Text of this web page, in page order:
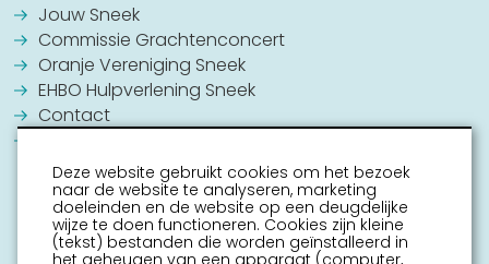
Jouw Sneek
Commissie Grachtenconcert
Oranje Vereniging Sneek
EHBO Hulpverlening Sneek
Contact
Deze website gebruikt cookies om het bezoek
naar de website te analyseren, marketing
doeleinden en de website op een deugdelijke
wijze te doen functioneren. Cookies zijn kleine
(tekst) bestanden die worden geïnstalleerd in
het geheugen van een apparaat (computer,